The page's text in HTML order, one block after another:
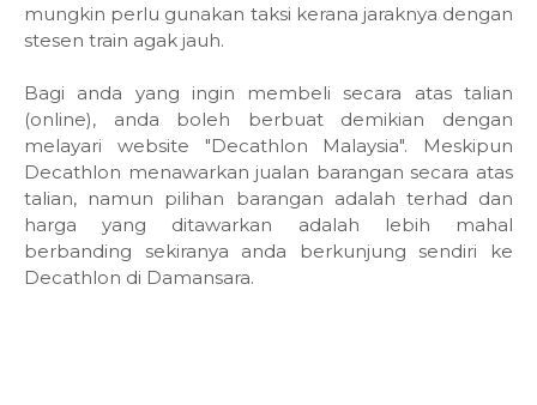
mungkin perlu gunakan taksi kerana jaraknya dengan
stesen train agak jauh.
Bagi anda yang ingin membeli secara atas talian
(online), anda boleh berbuat demikian dengan
melayari website "Decathlon Malaysia". Meskipun
Decathlon menawarkan jualan barangan secara atas
talian, namun pilihan barangan adalah terhad dan
harga yang ditawarkan adalah lebih mahal
berbanding sekiranya anda berkunjung sendiri ke
Decathlon di Damansara.